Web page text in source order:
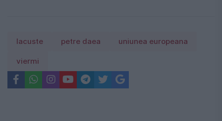
lacuste petre daea uniunea europeana
viermi